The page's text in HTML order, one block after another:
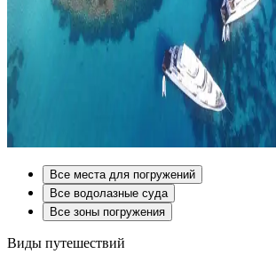
Все места для погружений
Все водолазные суда
Все зоны погружения
Виды путешествий